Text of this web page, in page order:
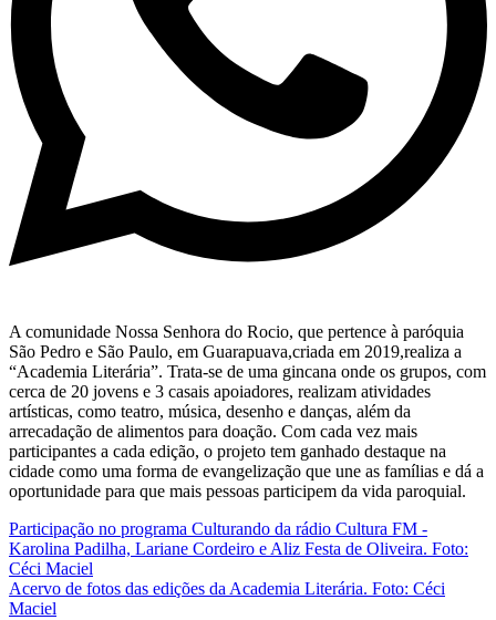
A comunidade Nossa Senhora do Rocio, que pertence à paróquia
São Pedro e São Paulo, em Guarapuava,criada em 2019,realiza a
“Academia Literária”. Trata-se de uma gincana onde os grupos, com
cerca de 20 jovens e 3 casais apoiadores, realizam atividades
artísticas, como teatro, música, desenho e danças, além da
arrecadação de alimentos para doação. Com cada vez mais
participantes a cada edição, o projeto tem ganhado destaque na
cidade como uma forma de evangelização que une as famílias e dá a
oportunidade para que mais pessoas participem da vida paroquial.
Participação no programa Culturando da rádio Cultura FM -
Karolina Padilha, Lariane Cordeiro e Aliz Festa de Oliveira. Foto:
Céci Maciel
Acervo de fotos das edições da Academia Literária. Foto: Céci
Maciel